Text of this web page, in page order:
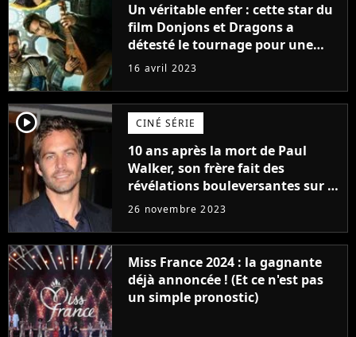
Un véritable enfer : cette star du
film Donjons et Dragons a
détesté le tournage pour une
raison très spéciale
16 avril 2023
player2 CINÉ SÉRIE
10 ans après la mort de Paul
Walker, son frère fait des
révélations bouleversantes sur la
réaction des acteurs de Fast and
26 novembre 2023
Miss France 2024 : la gagnante
déjà annoncée ! (Et ce n'est pas
un simple pronostic)